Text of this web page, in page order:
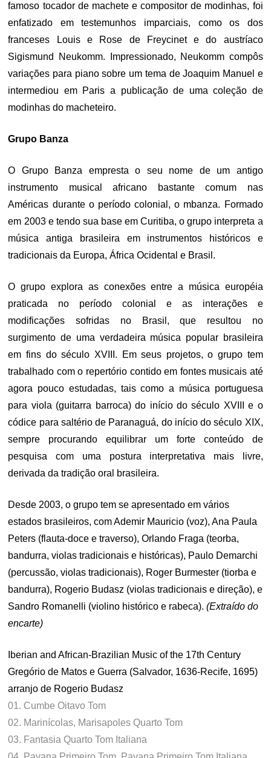
famoso tocador de machete e compositor de modinhas, foi
enfatizado em testemunhos imparciais, como os dos
franceses Louis e Rose de Freycinet e do austríaco
Sigismund Neukomm. Impressionado, Neukomm compôs
variações para piano sobre um tema de Joaquim Manuel e
intermediou em Paris a publicação de uma coleção de
modinhas do macheteiro.
Grupo Banza
O Grupo Banza empresta o seu nome de um antigo
instrumento musical africano bastante comum nas
Américas durante o período colonial, o mbanza. Formado
em 2003 e tendo sua base em Curitiba, o grupo interpreta a
música antiga brasileira em instrumentos históricos e
tradicionais da Europa, África Ocidental e Brasil.
O grupo explora as conexões entre a música européia
praticada no período colonial e as interações e
modificações sofridas no Brasil, que resultou no
surgimento de uma verdadeira música popular brasileira
em fins do século XVIII. Em seus projetos, o grupo tem
trabalhado com o repertório contido em fontes musicais até
agora pouco estudadas, tais como a música portuguesa
para viola (guitarra barroca) do início do século XVIII e o
códice para saltério de Paranaguá, do início do século XIX,
sempre procurando equilibrar um forte conteúdo de
pesquisa com uma postura interpretativa mais livre,
derivada da tradição oral brasileira.
Desde 2003, o grupo tem se apresentado em vários
estados brasileiros, com Ademir Mauricio (voz), Ana Paula
Peters (flauta-doce e traverso), Orlando Fraga (teorba,
bandurra, violas tradicionais e históricas), Paulo Demarchi
(percussão, violas tradicionais), Roger Burmester (tiorba e
bandurra), Rogerio Budasz (violas tradicionais e direção), e
Sandro Romanelli (violino histórico e rabeca).(Extraído do
encarte)
Iberian and African-Brazilian Music of the 17th Century
Gregório de Matos e Guerra (Salvador, 1636-Recife, 1695)
arranjo de Rogerio Budasz
01. Cumbe Oitavo Tom
02. Marinícolas, Marisapoles Quarto Tom
03. Fantasia Quarto Tom Italiana